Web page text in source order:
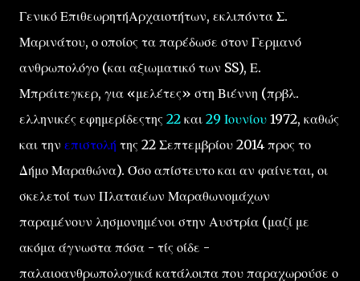
Γενικό ΕπιθεωρητήΑρχαιοτήτων, εκλιπόντα Σ.
Μαρινάτου, ο οποίος τα παρέδωσε στον Γερμανό
ανθρωπολόγο (και αξιωματικό των SS), Ε.
Μπράιτεγκερ, για «μελέτες» στη Βιέννη (πρβλ.
ελληνικές εφημερίδεςτης 22 και 29 Ιουνίου 1972, καθώς
και την επιστολή της 22 Σεπτεμβρίου 2014 προς το
Δήμο Μαραθώνα). Όσο απίστευτο και αν φαίνεται, οι
σκελετοί των Πλαταιέων Μαραθωνομάχων
παραμένουν λησμονημένοι στην Αυστρία (μαζί με
ακόμα άγνωστα πόσα - τίς οίδε -
παλαιοανθρωπολογικά κατάλοιπα που παραχωρούσε ο